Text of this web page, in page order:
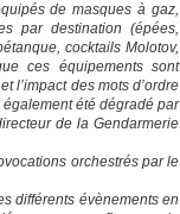
de masques à gaz,
par destination (épées,
cocktails Molotov,
ces équipements sont
l’impact des mots d’ordre
été dégradé par
de la Gendarmerie
orchestrés par le
différents évènements en